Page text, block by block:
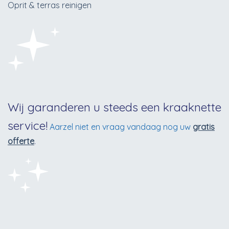
Oprit & terras reinigen
Wij garanderen u steeds een kraaknette
service! Aarzel niet en vraag vandaag nog uw gratis
offerte.